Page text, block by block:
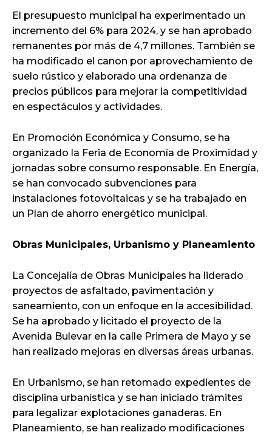
El presupuesto municipal ha experimentado un
incremento del 6% para 2024, y se han aprobado
remanentes por más de 4,7 millones. También se
ha modificado el canon por aprovechamiento de
suelo rústico y elaborado una ordenanza de
precios públicos para mejorar la competitividad
en espectáculos y actividades.
En Promoción Económica y Consumo, se ha
organizado la Feria de Economía de Proximidad y
jornadas sobre consumo responsable. En Energía,
se han convocado subvenciones para
instalaciones fotovoltaicas y se ha trabajado en
un Plan de ahorro energético municipal.
Obras Municipales, Urbanismo y Planeamiento
La Concejalía de Obras Municipales ha liderado
proyectos de asfaltado, pavimentación y
saneamiento, con un enfoque en la accesibilidad.
Se ha aprobado y licitado el proyecto de la
Avenida Bulevar en la calle Primera de Mayo y se
han realizado mejoras en diversas áreas urbanas.
En Urbanismo, se han retomado expedientes de
disciplina urbanística y se han iniciado trámites
para legalizar explotaciones ganaderas. En
Planeamiento, se han realizado modificaciones